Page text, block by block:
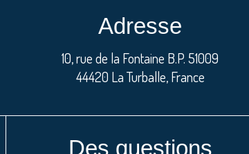
Adresse
10, rue de la Fontaine B.P. 51009
44420 La Turballe, France
Des questions